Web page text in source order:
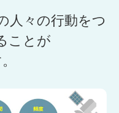
人々の行動をつ
ことが